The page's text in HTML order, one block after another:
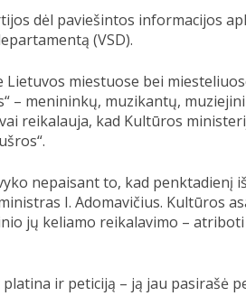
dėl paviešintos informacijos
(VSD).
Lietuvos miestuose bei
– menininkų, muzikantų,
reikalauja, kad Kultūros
nepaisant to, kad penktadienį
I. Adomavičius. Kultūros
jų keliamo reikalavimo –
ir peticiją – ją jau pasirašė